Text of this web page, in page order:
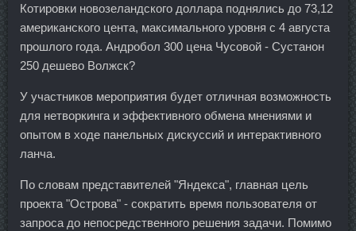
Котировки новозеландского доллара поднялись до 73,12
американского цента, максимального уровня с 4 августа
прошлого года. Андробол 300 цена Чусовой - Сустанон
250 дешево Волжск?
У участников мероприятия будет отличная возможность
для нетворкинга и эффективного обмена мнениями и
опытом в ходе панельных дискуссий и интерактивного
ланча.
По словам представителей "Яндекса", главная цель
проекта "Острова" - сократить время пользователя от
запроса до непосредственного решения задачи. Помимо